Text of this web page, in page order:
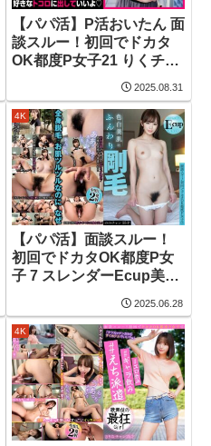
【パパ活】P活おいたん 面
談スルー！初回でドカタ
OK都度P女子21 りくチャ
2025.08.31
4K
【パパ活】面談スルー！
初回でドカタOK都度P女
子 7 スレンダーEcup美人
美肌にふんわり剛毛
2025.06.28
4K